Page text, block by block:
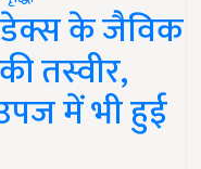
के जैविक
तस्वीर,
में भी हुई